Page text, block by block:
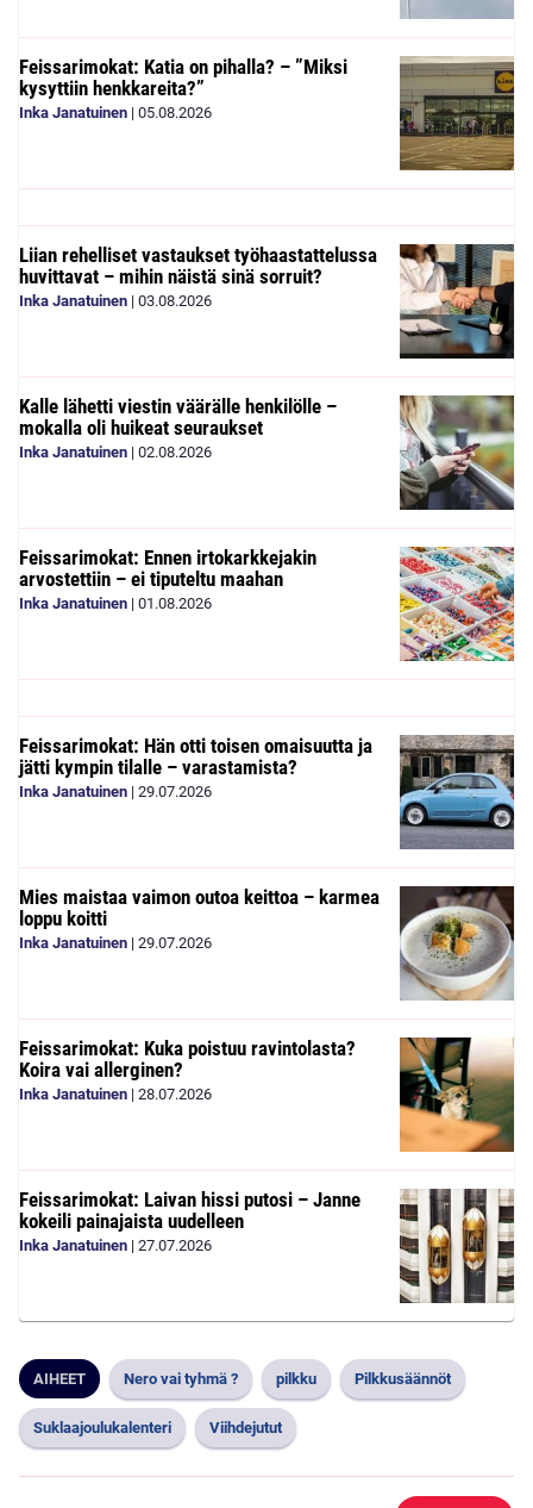
Feissarimokat: Katia on pihalla? – ”Miksi
kysyttiin henkkareita?”
Inka Janatuinen | 05.08.2026
Liian rehelliset vastaukset työhaastattelussa
huvittavat – mihin näistä sinä sorruit?
Inka Janatuinen | 03.08.2026
Kalle lähetti viestin väärälle henkilölle –
mokalla oli huikeat seuraukset
Inka Janatuinen | 02.08.2026
Feissarimokat: Ennen irtokarkkejakin
arvostettiin – ei tiputeltu maahan
Inka Janatuinen | 01.08.2026
Feissarimokat: Hän otti toisen omaisuutta ja
jätti kympin tilalle – varastamista?
Inka Janatuinen | 29.07.2026
Mies maistaa vaimon outoa keittoa – karmea
loppu koitti
Inka Janatuinen | 29.07.2026
Feissarimokat: Kuka poistuu ravintolasta?
Koira vai allerginen?
Inka Janatuinen | 28.07.2026
Feissarimokat: Laivan hissi putosi – Janne
kokeili painajaista uudelleen
Inka Janatuinen | 27.07.2026
AIHEET Nero vai tyhmä ? pilkku Pilkkusäännöt
Suklaajoulukalenteri Viihdejutut